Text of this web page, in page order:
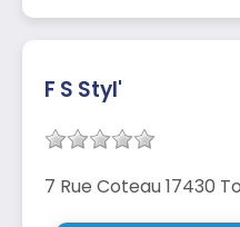
F S Styl'
7 Rue Coteau 17430